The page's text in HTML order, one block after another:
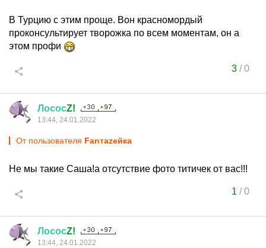
В Турцию с этим проще. Вон красномордый
проконсультирует творожка по всем моментам, он а
этом профи
3/0
ЛососZ!
13:44, 24.01.2022
От пользователя Fanтаzeйкa
Не мы такие Саша!а отсутствие фото титичек от вас!!!
1 /0
ЛососZ!
13:44, 24.01.2022